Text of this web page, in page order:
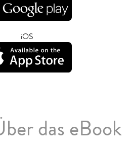
iOS
das eBook